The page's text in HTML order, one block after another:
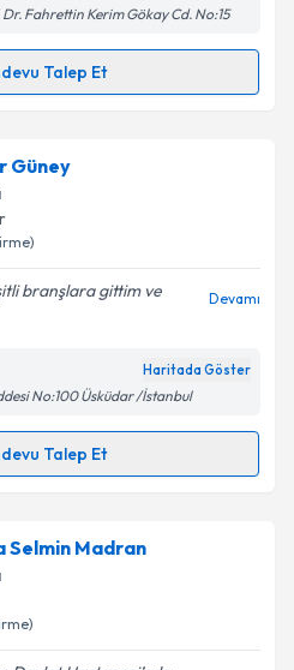
Fahrettin Kerim Gökay Cd. No:15
Talep Et
için randevu takvimi talebi
randevu almanız için bir
e-posta ile bilgilendireceğiz.
ilişkin
Aydınlatma
kişisel verilerimin belirtilen
kabul ediyorum.
Güney
branşlara gittim ve
Devamı
Haritada Göster
No:100 Üsküdar /İstanbul
Talep Et
için randevu takvimi talebi
randevu almanız için bir
e-posta ile bilgilendireceğiz.
Selmin Madran